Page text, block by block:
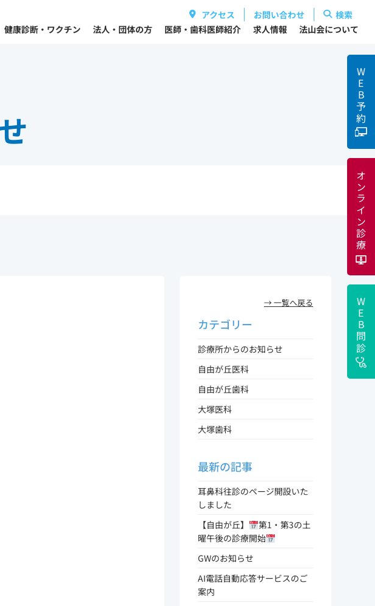
アクセス お問い合わせ
検索
健康診断・ワクチン 法人・団体の方 医師・歯科医師紹介 求人情報 法山会について
→ 一覧へ戻る
カテゴリー
診療所からのお知らせ
自由が丘医科
自由が丘歯科
大塚医科
大塚歯科
最新の記事
耳鼻科往診のページ開設いた
しました
【自由が丘】
第1・第3の土
曜午後の診療開始
GWのお知らせ
AI電話自動応答サービスのご
案内
WEB
予約
オンライン診療
WEB
問診